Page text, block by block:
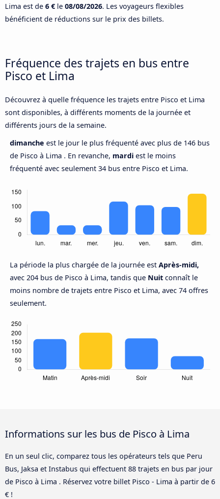
Lima est de 6 € le 08/08/2026. Les voyageurs flexibles
bénéficient de réductions sur le prix des billets.
Fréquence des trajets en bus entre
Pisco et Lima
Découvrez à quelle fréquence les trajets entre Pisco et Lima
sont disponibles, à différents moments de la journée et
différents jours de la semaine.
dimanche est le jour le plus fréquenté avec plus de 146 bus
de Pisco à Lima . En revanche, mardi est le moins
fréquenté avec seulement 34 bus entre Pisco et Lima.
La période la plus chargée de la journée est Après-midi,
avec 204 bus de Pisco à Lima, tandis que Nuit connaît le
moins nombre de trajets entre Pisco et Lima, avec 74 offres
seulement.
Informations sur les bus de Pisco à Lima
En un seul clic, comparez tous les opérateurs tels que Peru
Bus, Jaksa et Instabus qui effectuent 88 trajets en bus par jour
de Pisco à Lima . Réservez votre billet Pisco - Lima à partir de 6
€ !